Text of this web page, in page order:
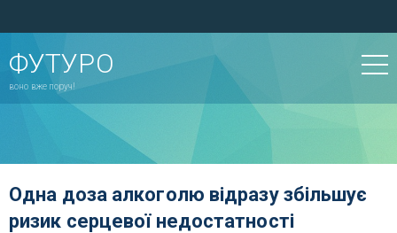
ФУТУРО
воно вже поруч!
Одна доза алкоголю відразу збільшує
ризик серцевої недостатності